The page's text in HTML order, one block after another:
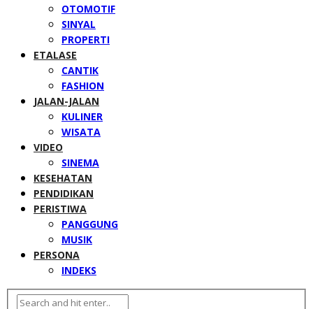
OTOMOTIF
SINYAL
PROPERTI
ETALASE
CANTIK
FASHION
JALAN-JALAN
KULINER
WISATA
VIDEO
SINEMA
KESEHATAN
PENDIDIKAN
PERISTIWA
PANGGUNG
MUSIK
PERSONA
INDEKS